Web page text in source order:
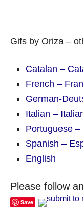
Gifs by Oriza –
Catalan –
French –
German-
Italian –
Portuguese
Spanish –
English
Please follow
Save